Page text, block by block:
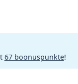
67 boonuspunkte!